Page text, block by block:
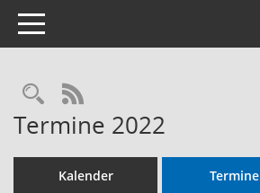
Toggle navigation
RSS-Feed
Termine 2022
Kalender Termine